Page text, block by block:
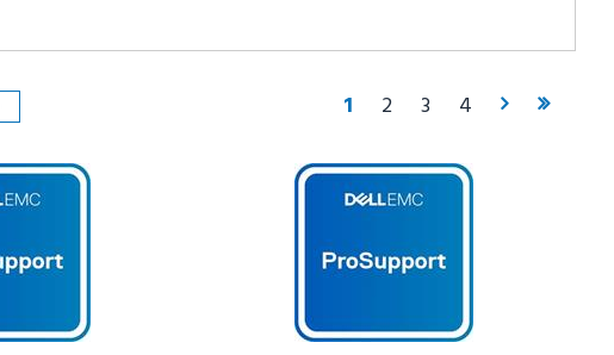
1 2 3 4